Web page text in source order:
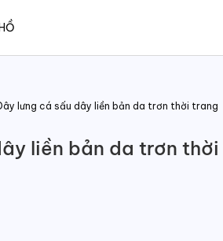
lưng cá sấu dây liền bản da trơn thời trang
liền bản da trơn